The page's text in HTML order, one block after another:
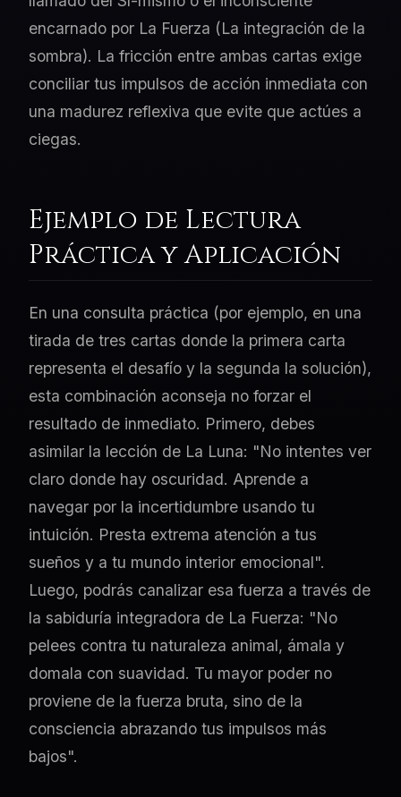
encarnado por La Fuerza (La integración de la
sombra). La fricción entre ambas cartas exige
conciliar tus impulsos de acción inmediata con
una madurez reflexiva que evite que actúes a
ciegas.
Ejemplo de Lectura
Práctica y Aplicación
En una consulta práctica (por ejemplo, en una
tirada de tres cartas donde la primera carta
representa el desafío y la segunda la solución),
esta combinación aconseja no forzar el
resultado de inmediato. Primero, debes
asimilar la lección de La Luna: "No intentes ver
claro donde hay oscuridad. Aprende a
navegar por la incertidumbre usando tu
intuición. Presta extrema atención a tus
sueños y a tu mundo interior emocional".
Luego, podrás canalizar esa fuerza a través de
la sabiduría integradora de La Fuerza: "No
pelees contra tu naturaleza animal, ámala y
domala con suavidad. Tu mayor poder no
proviene de la fuerza bruta, sino de la
consciencia abrazando tus impulsos más
bajos".